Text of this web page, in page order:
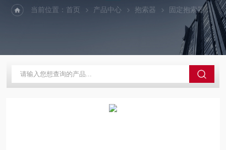
当前位置：首页 产品中心 抱索器 固定抱索器 钢